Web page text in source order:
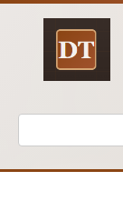
Перейти
Поиск: